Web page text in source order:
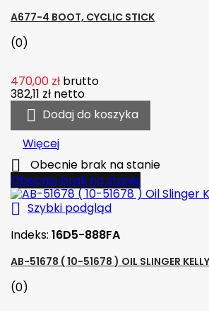
A677-4 BOOT, CYCLIC STICK
(0)
470,00 zł brutto
382,11 zł netto
 Dodaj do koszyka
Więcej

Obecnie brak na stanie
Obecnie brak na stanie
 Szybki podgląd
Indeks: 16D5-888FA
AB-51678 ( 10-51678 ) OIL SLINGER
(0)